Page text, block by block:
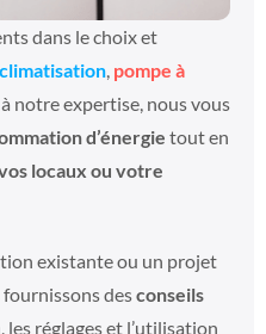
dans le choix et
climatisation, pompe à
à notre expertise, nous vous
d’énergie tout en
locaux ou votre
existante ou un projet
desconseils
les réglages et l’utilisation